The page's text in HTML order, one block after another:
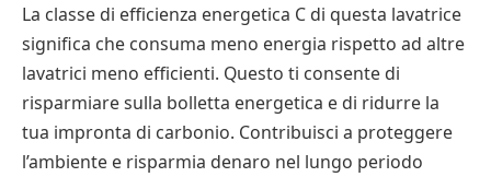
La classe di efficienza energetica C di questa lavatrice
significa che consuma meno energia rispetto ad altre
lavatrici meno efficienti. Questo ti consente di
risparmiare sulla bolletta energetica e di ridurre la
tua impronta di carbonio. Contribuisci a proteggere
l’ambiente e risparmia denaro nel lungo periodo